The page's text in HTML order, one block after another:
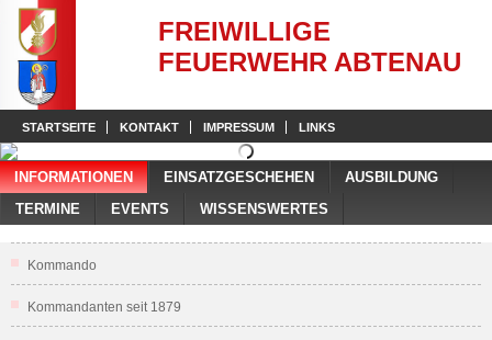
FREIWILLIGE
FEUERWEHR ABTENAU
STARTSEITE KONTAKT IMPRESSUM LINKS
INFORMATIONEN EINSATZGESCHEHEN
AUSBILDUNG
TERMINE
EVENTS WISSENSWERTES
Kommando
Kommandanten seit 1879